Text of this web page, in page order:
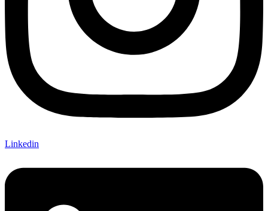
Linkedin